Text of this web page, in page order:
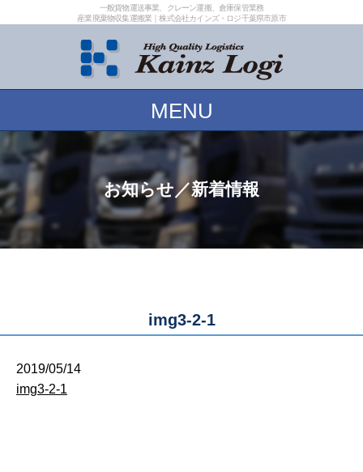
一般貨物運送事業、クレーン運搬、倉庫保管業務
産業廃棄物収集運搬業｜株式会社カインズ・ロジ千葉県市原市
MENU
お知らせ／新着情報
img3-2-1
2019/05/14
img3-2-1